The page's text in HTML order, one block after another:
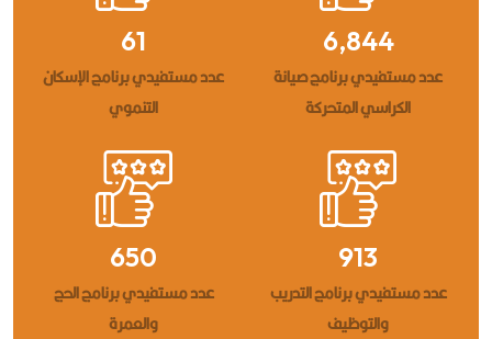
17,111
عدد مستفيدي برنامج صيانة
الكراسي المتحركة
152
عدد مستفيدي برنامج الإسكان
التنموي
2,283
عدد مستفيدي برنامج التدريب
والتوظيف
1,625
عدد مستفيدي برنامج الحج
والعمرة